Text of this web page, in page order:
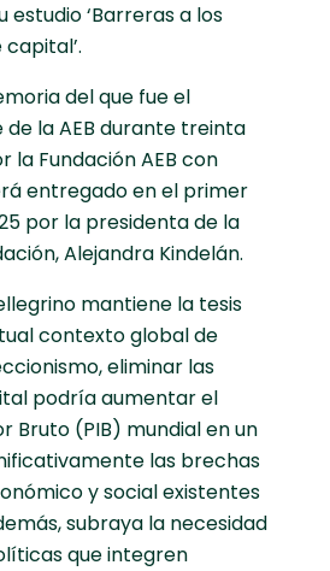
estudio ‘Barreras a los
del que fue el
la AEB durante treinta
la Fundación AEB con
entregado en el primer
por la presidenta de la
Alejandra Kindelán.
mantiene la tesis
contexto global de
eliminar las
podría aumentar el
Bruto (PIB) mundial en un
las brechas
y social existentes
subraya la necesidad
que integren